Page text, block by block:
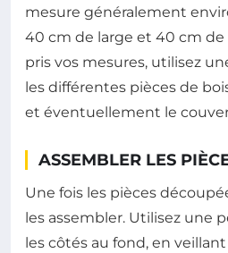
mesure généralement
40 cm de large et 40 cm de
pris vos mesures, utilisez
les différentes pièces de
et éventuellement le
ASSEMBLER LES
Une fois les pièces
les assembler. Utilisez une
les côtés au fond, en